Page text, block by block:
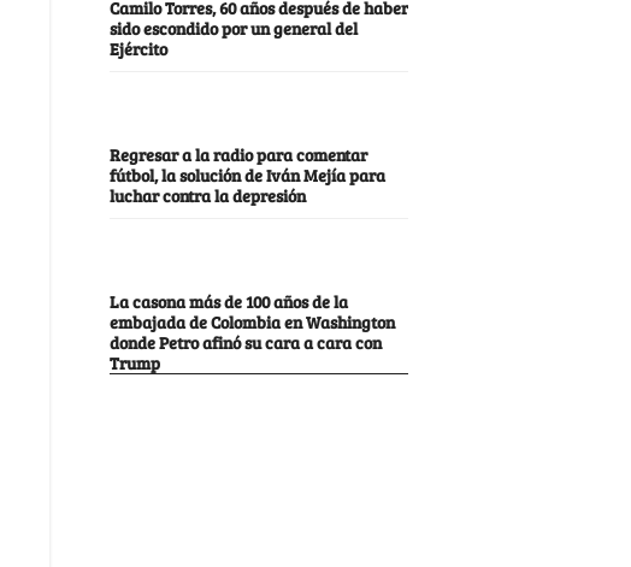
Camilo Torres, 60 años después de haber
sido escondido por un general del
Ejército
Regresar a la radio para comentar
fútbol, la solución de Iván Mejía para
luchar contra la depresión
La casona más de 100 años de la
embajada de Colombia en Washington
donde Petro afinó su cara a cara con
Trump